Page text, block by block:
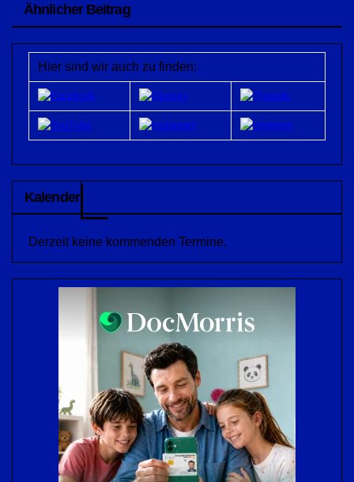
Ähnlicher Beitrag
Hier sind wir auch zu finden:
Kalender
Derzeit keine kommenden Termine.